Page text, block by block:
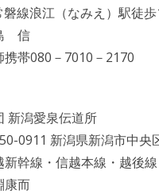
線浪江（なみえ）駅徒歩
信
携帯080－7010－2170
新潟愛泉伝道所
0911 新潟県新潟市中央
幹線・信越本線・越後線
而